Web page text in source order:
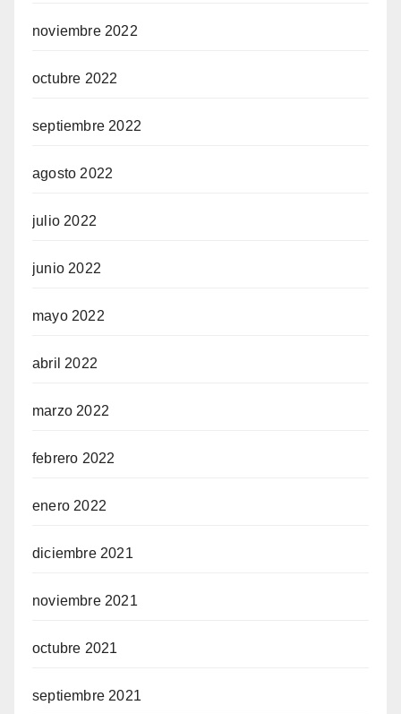
noviembre 2022
octubre 2022
septiembre 2022
agosto 2022
julio 2022
junio 2022
mayo 2022
abril 2022
marzo 2022
febrero 2022
enero 2022
diciembre 2021
noviembre 2021
octubre 2021
septiembre 2021